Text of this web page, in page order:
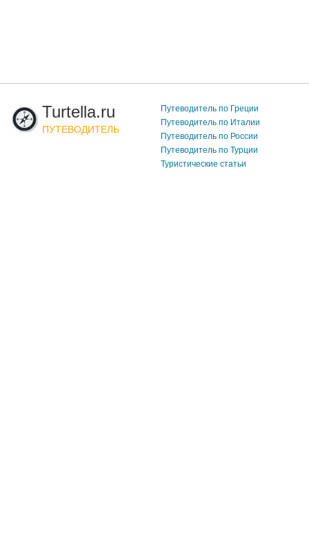
Turtella.ru
ПУТЕВОДИТЕЛЬ
Путеводитель по Греции
Путеводитель по Италии
Путеводитель по России
Путеводитель по Турции
Туристические статьи